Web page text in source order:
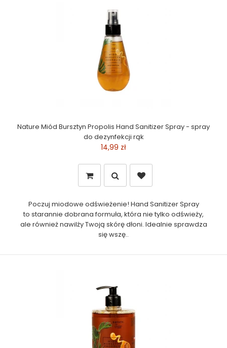
Nature Miód Bursztyn Propolis Hand Sanitizer Spray - spray
do dezynfekcji rąk
14,99 zł
Poczuj miodowe odświeżenie! Hand Sanitizer Spray
to starannie dobrana formuła, która nie tylko odświeży,
ale również nawilży Twoją skórę dłoni. Idealnie sprawdza
się wszę..